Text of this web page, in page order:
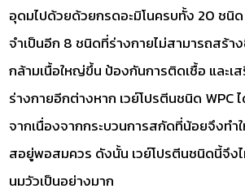
อุดมไปด้วยด้วยกรดอะมิโนครบทั้ง 20 ชนิด
จำเป็นอีก 8 ชนิดที่ร่างกายไม่สามารถสร้าง
กล้ามเนื้อใหญ่ขึ้น ป้องกันการติดเชื้อ และเ
ร่างกายอีกต่างหาก เวย์โปรตีนชนิด WPC
จากเนื่องจากกระบวนการสกัดที่น้อยจึงทำ
สอยู่พอสมควร ดังนั้น เวย์โปรตีนชนิดนี้จึง
นมวัวเป็นอย่างมาก